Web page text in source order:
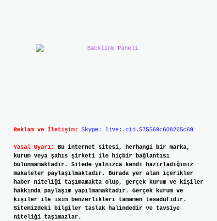
Reklam ve İletişim: Skype: live:.cid.575569c608265c69
Yasal Uyarı:
Bu internet sitesi, herhangi bir marka,
kurum veya şahıs şirketi ile hiçbir bağlantısı
bulunmamaktadır. Sitede yalnızca kendi hazırladığımız
makaleler paylaşılmaktadır. Burada yer alan içerikler
haber niteliği taşımamakta olup, gerçek kurum ve kişiler
hakkında paylaşım yapılmamaktadır. Gerçek kurum ve
kişiler ile isim benzerlikleri tamamen tesadüfidir.
Sitemizdeki bilgiler taslak halindedir ve tavsiye
niteliği taşımazlar.